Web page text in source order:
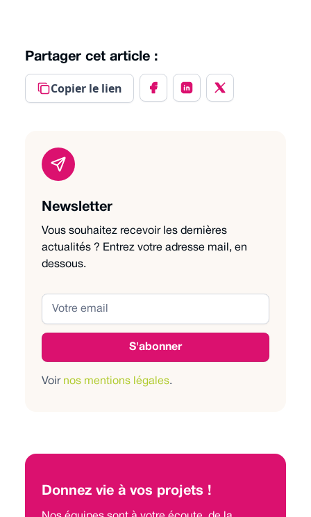
Partager cet article :
Copier le lien
Newsletter
Vous souhaitez recevoir les dernières
actualités ? Entrez votre adresse mail, en
dessous.
Voir nos mentions légales.
Donnez vie à vos projets !